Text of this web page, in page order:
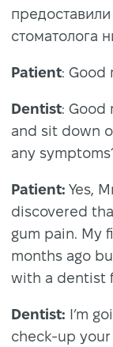
стоматолога
Patient: Good
Dentist: Good
and sit down
any
Patient: Yes,
discovered
gum pain. My
months ago
with a dentist
Dentist: I’m
check-up